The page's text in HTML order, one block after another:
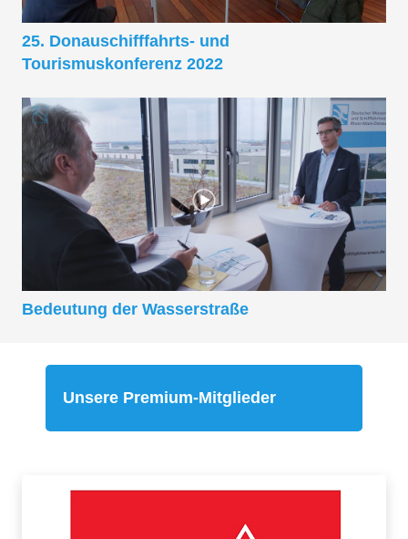
25. Donauschifffahrts- und
Tourismuskonferenz 2022
Bedeutung der Wasserstraße
Unsere Premium-Mitglieder